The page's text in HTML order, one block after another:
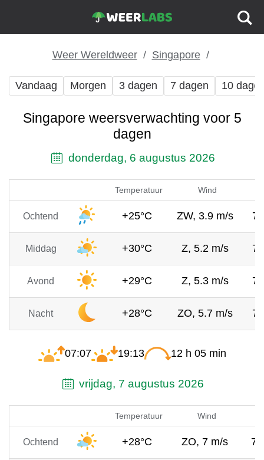
Weer Wereldweer Singapore
Vandaag Morgen 3 dagen 7 dagen 10
Singapore weersverwachting voor 5
dagen
donderdag, 6 augustus 2026
Temperatuur Wind
Ochtend +25°C ZW, 3.9 m/s
Middag +30°C Z, 5.2 m/s
Avond +29°C Z, 5.3 m/s
Nacht +28°C ZO, 5.7 m/s
07:07 19:13 12 h 05 min
vrijdag, 7 augustus 2026
Temperatuur Wind
Ochtend +28°C ZO, 7 m/s